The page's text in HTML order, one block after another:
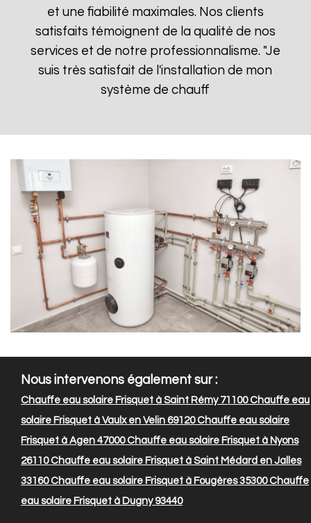
et une fiabilité maximales. Nos clients
satisfaits témoignent de la qualité de nos
services et de notre professionnalisme. "Je
suis très satisfait de l'installation de mon
système de chauff
Nous intervenons également sur :
Chauffe eau solaire Frisquet à Saint Rémy 71100Chauffe eau
solaire Frisquet à Vaulx en Velin 69120Chauffe eau solaire
Frisquet à Agen 47000Chauffe eau solaire Frisquet à Nyons
26110Chauffe eau solaire Frisquet à Saint Médard en Jalles
33160Chauffe eau solaire Frisquet à Fougères 35300Chauffe
eau solaire Frisquet à Dugny 93440